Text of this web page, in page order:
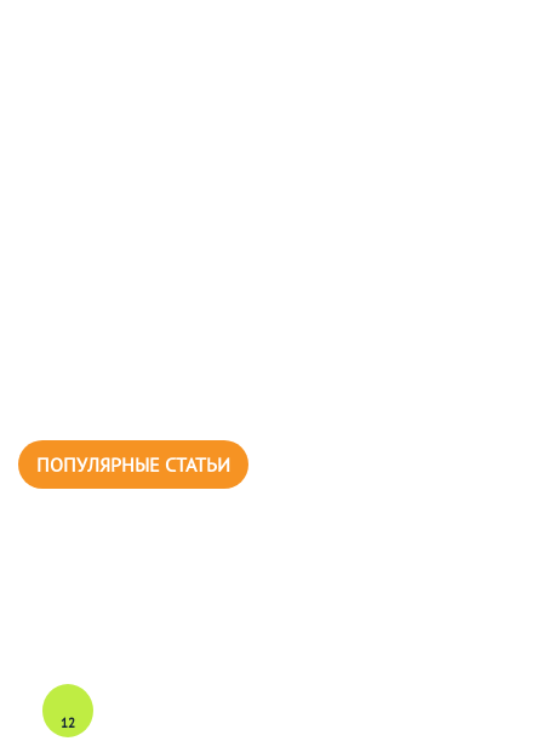
ПОПУЛЯРНЫЕ СТАТЬИ
12